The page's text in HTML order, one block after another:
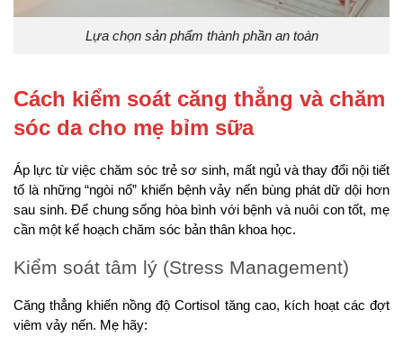
Lựa chọn sản phẩm thành phần an toàn
Cách kiểm soát căng thẳng và chăm
sóc da cho mẹ bỉm sữa
Áp lực từ việc chăm sóc trẻ sơ sinh, mất ngủ và thay đổi nội tiết
tố là những “ngòi nổ” khiến bệnh vảy nến bùng phát dữ dội hơn
sau sinh. Để chung sống hòa bình với bệnh và nuôi con tốt, mẹ
cần một kế hoạch chăm sóc bản thân khoa học.
Kiểm soát tâm lý (Stress Management)
Căng thẳng khiến nồng độ Cortisol tăng cao, kích hoạt các đợt
viêm vảy nến. Mẹ hãy: